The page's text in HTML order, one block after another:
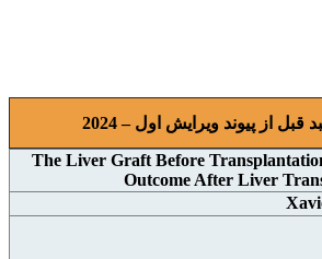
قبل از پیوند ویرایش اول – 2024
The Liver Graft Before
Outcome After Liver